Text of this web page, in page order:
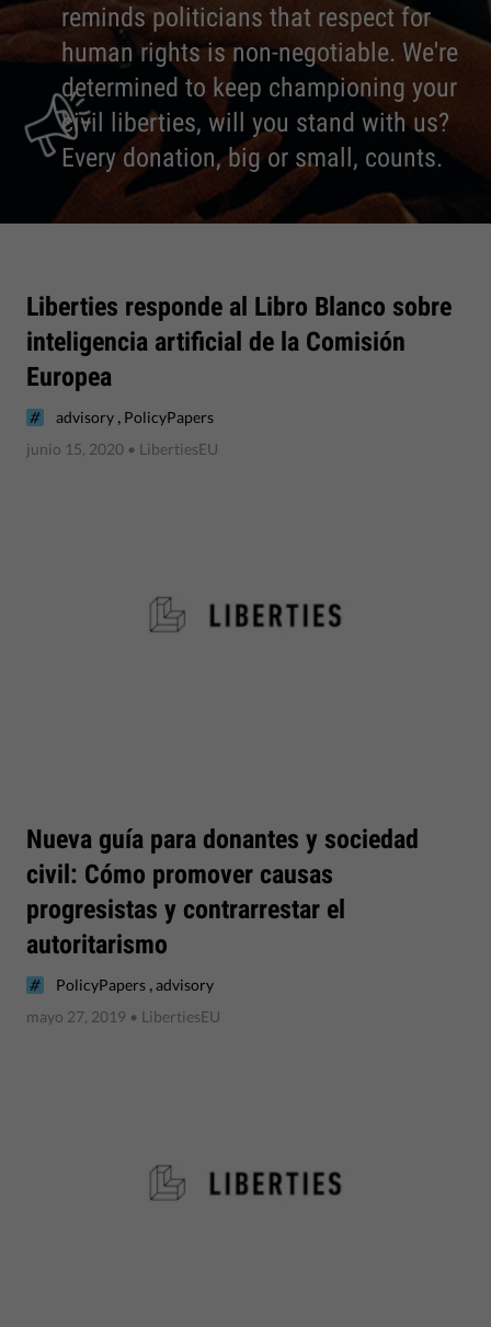
reminds politicians that respect for
human rights is non-negotiable. We're
determined to keep championing your
civil liberties, will you stand with us?
Every donation, big or small, counts.
Liberties responde al Libro Blanco sobre
inteligencia artificial de la Comisión
Europea
advisory , PolicyPapers
junio 15, 2020 • LibertiesEU
Nueva guía para donantes y sociedad
civil: Cómo promover causas
progresistas y contrarrestar el
autoritarismo
PolicyPapers ,advisory
mayo 27, 2019 • LibertiesEU